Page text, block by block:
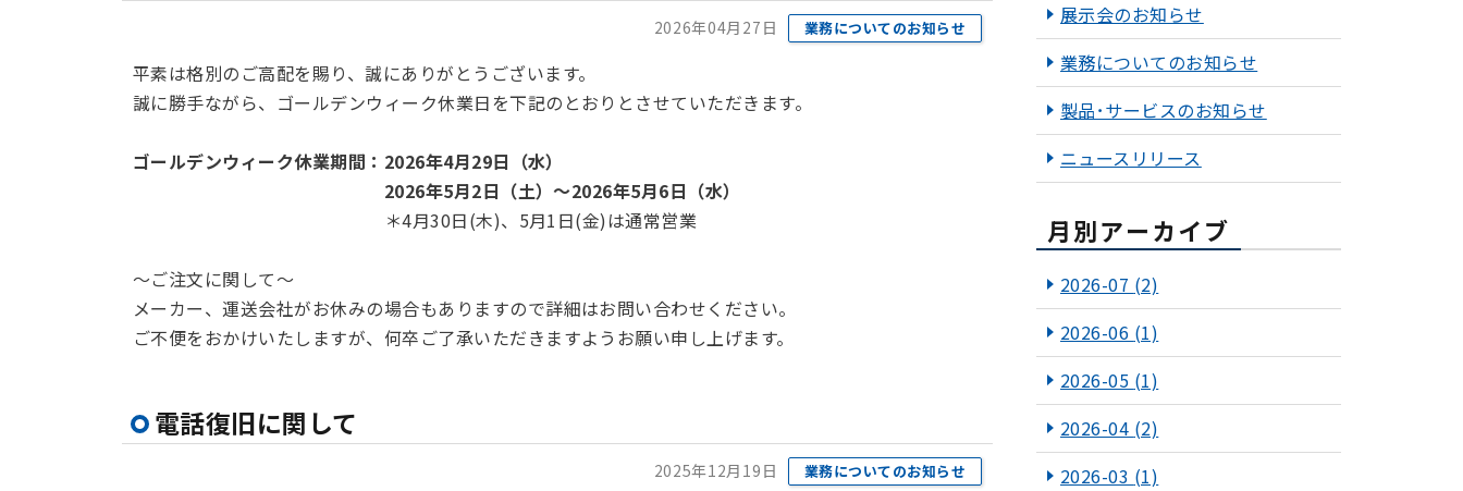
2026年04月27日 業務についてのお知らせ
平素は格別のご高配を賜り、誠にありがとうございます。
誠に勝手ながら、ゴールデンウィーク休業日を下記のとおりとさせていただきます。
ゴールデンウィーク休業期間：2026年4月29日（水）
2026年5月2日（土）～2026年5月6日（水）
＊4月30日(木)、5月1日(金)は通常営業
～ご注文に関して～
メーカー、運送会社がお休みの場合もありますので詳細はお問い合わせください。
ご不便をおかけいたしますが、何卒ご了承いただきますようお願い申し上げます。
電話復旧に関して
2025年12月19日 業務についてのお知らせ
展示会のお知らせ
業務についてのお知らせ
製品･サービスのお知らせ
ニュースリリース
月別アーカイブ
2026-07 (2)
2026-06 (1)
2026-05 (1)
2026-04 (2)
2026-03 (1)